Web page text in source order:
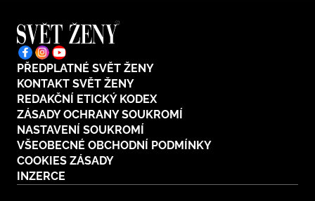
PŘEDPLATNÉ SVĚT ŽENY
KONTAKT SVĚT ŽENY
REDAKČNÍ ETICKÝ KODEX
ZÁSADY OCHRANY SOUKROMÍ
NASTAVENÍ SOUKROMÍ
VŠEOBECNÉ OBCHODNÍ PODMÍNKY
COOKIES ZÁSADY
INZERCE